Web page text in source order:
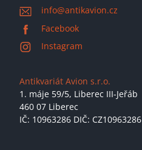
info@antikavion.cz
Facebook
Instagram
Antikvariát Avion s.r.o.
1. máje 59/5, Liberec III-Jeřáb
460 07 Liberec
IČ: 10963286 DIČ: CZ10963286